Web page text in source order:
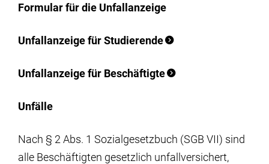
Zahlen & Fakten
Partnerschaften
Forschende
Formular für die Unfallanzeige
Unfallanzeige für Studierende
Unfallanzeige für Beschäftigte
Unfälle
Nach § 2 Abs. 1 Sozialgesetzbuch (SGB VII) sind
alle Beschäftigten gesetzlich unfallversichert,